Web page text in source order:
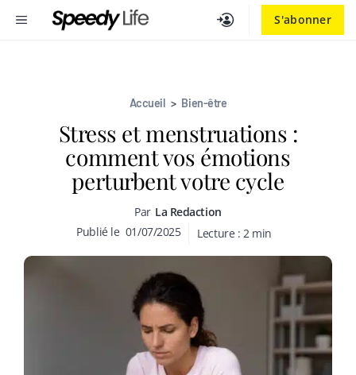
S'abonner
MENU
Accueil > Bien-être
Stress et menstruations :
comment vos émotions
perturbent votre cycle
Par La Redaction
Publié le 01/07/2025 Lecture : 2 min